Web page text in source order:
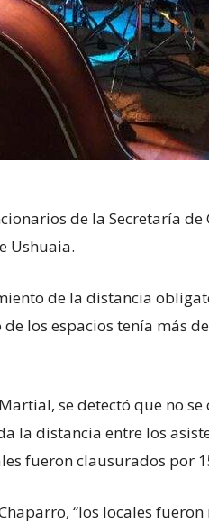
de la Secretaría de
Ushuaia.
de la distancia
los espacios tenía más
se detectó que no
la distancia entre los
fueron clausurados por
“los locales